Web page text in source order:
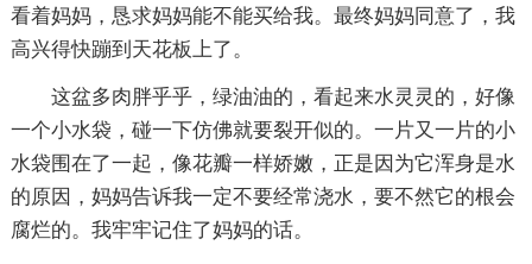
看着妈妈，恳求妈妈能不能买给我。最终妈妈同意了，我
高兴得快蹦到天花板上了。
这盆多肉胖乎乎，绿油油的，看起来水灵灵的，好像
一个小水袋，碰一下仿佛就要裂开似的。一片又一片的小
水袋围在了一起，像花瓣一样娇嫩，正是因为它浑身是水
的原因，妈妈告诉我一定不要经常浇水，要不然它的根会
腐烂的。我牢牢记住了妈妈的话。